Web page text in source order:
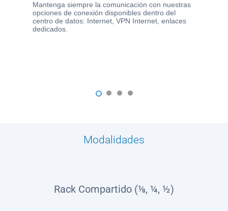
Mantenga siempre la comunicación con nuestras
opciones de conexión disponibles dentro del
centro de datos: Internet, VPN Internet, enlaces
dedicados.
1 2 3 4
Modalidades
Rack Compartido (⅛, ¼, ½)